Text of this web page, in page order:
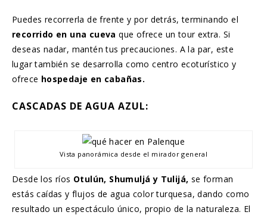
Puedes recorrerla de frente y por detrás, terminando el
recorrido en una cueva que ofrece un tour extra. Si
deseas nadar, mantén tus precauciones. A la par, este
lugar también se desarrolla como centro ecoturístico y
ofrece hospedaje en cabañas.
CASCADAS DE AGUA AZUL:
Vista panorámica desde el mirador general
Desde los ríos Otulún, Shumuljá y Tulijá, se forman
estás caídas y flujos de agua color turquesa, dando como
resultado un espectáculo único, propio de la naturaleza. El